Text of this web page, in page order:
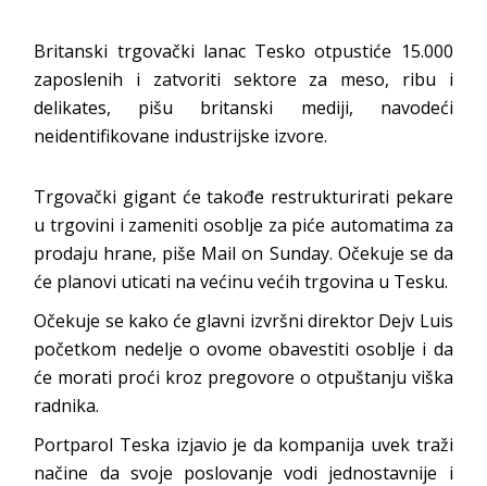
Britanski trgovački lanac Tesko otpustiće 15.000
zaposlenih i zatvoriti sektore za meso, ribu i
delikates, pišu britanski mediji, navodeći
neidentifikovane industrijske izvore.
Trgovački gigant će takođe restrukturirati pekare
u trgovini i zameniti osoblje za piće automatima za
prodaju hrane, piše Mail on Sunday. Očekuje se da
će planovi uticati na većinu većih trgovina u Tesku.
Očekuje se kako će glavni izvršni direktor Dejv Luis
početkom nedelje o ovome obavestiti osoblje i da
će morati proći kroz pregovore o otpuštanju viška
radnika.
Portparol Teska izjavio je da kompanija uvek traži
načine da svoje poslovanje vodi jednostavnije i